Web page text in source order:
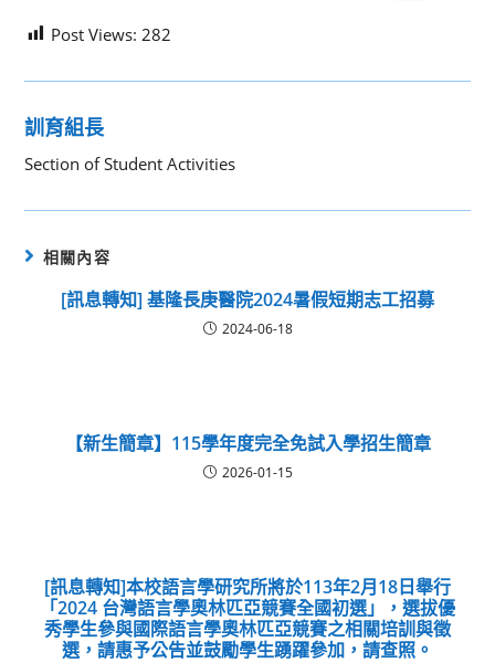
Post Views: 282
訓育組長
Section of Student Activities
相關內容
[訊息轉知] 基隆長庚醫院2024暑假短期志工招募
2024-06-18
【新生簡章】115學年度完全免試入學招生簡章
2026-01-15
[訊息轉知]本校語言學研究所將於113年2月18日舉行
「2024 台灣語言學奧林匹亞競賽全國初選」，選拔優
秀學生參與國際語言學奧林匹亞競賽之相關培訓與徵
選，請惠予公告並鼓勵學生踴躍參加，請查照。